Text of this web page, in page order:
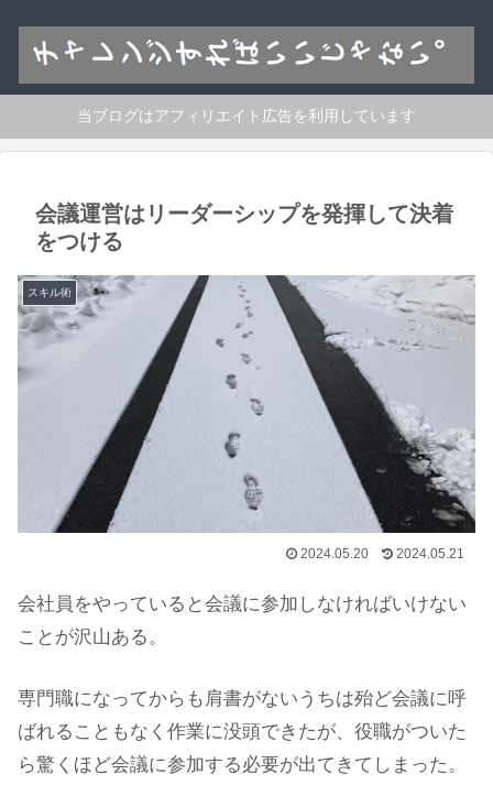
当ブログはアフィリエイト広告を利用しています
会議運営はリーダーシップを発揮して決着
をつける
スキル術
2024.05.20 2024.05.21
会社員をやっていると会議に参加しなければいけない
ことが沢山ある。
専門職になってからも肩書がないうちは殆ど会議に呼
ばれることもなく作業に没頭できたが、役職がついた
ら驚くほど会議に参加する必要が出てきてしまった。